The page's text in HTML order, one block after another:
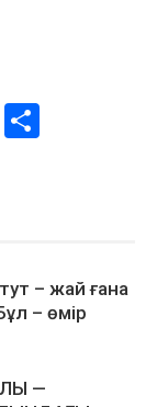
Mail.Ru
– жай ғана
– өмір
—